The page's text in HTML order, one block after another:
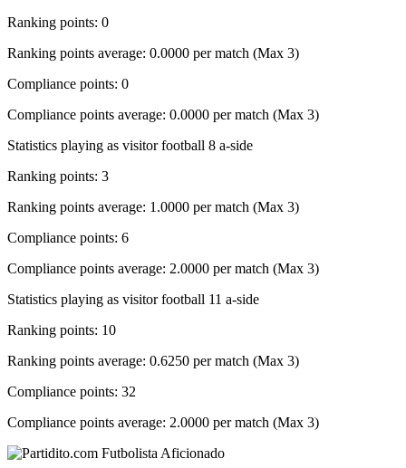
Ranking points: 0
Ranking points average: 0.0000 per match (Max 3)
Compliance points: 0
Compliance points average: 0.0000 per match (Max 3)
Statistics playing as visitor football 8 a-side
Ranking points: 3
Ranking points average: 1.0000 per match (Max 3)
Compliance points: 6
Compliance points average: 2.0000 per match (Max 3)
Statistics playing as visitor football 11 a-side
Ranking points: 10
Ranking points average: 0.6250 per match (Max 3)
Compliance points: 32
Compliance points average: 2.0000 per match (Max 3)